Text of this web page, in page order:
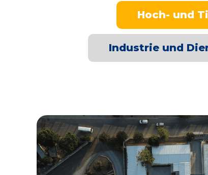
Hoch- und
Industrie und